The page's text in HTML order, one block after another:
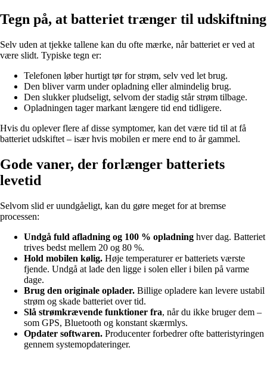
Tegn på, at batteriet trænger til udskiftning
Selv uden at tjekke tallene kan du ofte mærke, når batteriet er ved at
være slidt. Typiske tegn er:
Telefonen løber hurtigt tør for strøm, selv ved let brug.
Den bliver varm under opladning eller almindelig brug.
Den slukker pludseligt, selvom der stadig står strøm tilbage.
Opladningen tager markant længere tid end tidligere.
Hvis du oplever flere af disse symptomer, kan det være tid til at få
batteriet udskiftet – især hvis mobilen er mere end to år gammel.
Gode vaner, der forlænger batteriets
levetid
Selvom slid er uundgåeligt, kan du gøre meget for at bremse
processen:
Undgå fuld afladning og 100 % opladning hver dag. Batteriet
trives bedst mellem 20 og 80 %.
Hold mobilen kølig. Høje temperaturer er batteriets værste
fjende. Undgå at lade den ligge i solen eller i bilen på varme
dage.
Brug den originale oplader. Billige opladere kan levere ustabil
strøm og skade batteriet over tid.
Slå strømkrævende funktioner fra, når du ikke bruger dem –
som GPS, Bluetooth og konstant skærmlys.
Opdater softwaren. Producenter forbedrer ofte batteristyringen
gennem systemopdateringer.